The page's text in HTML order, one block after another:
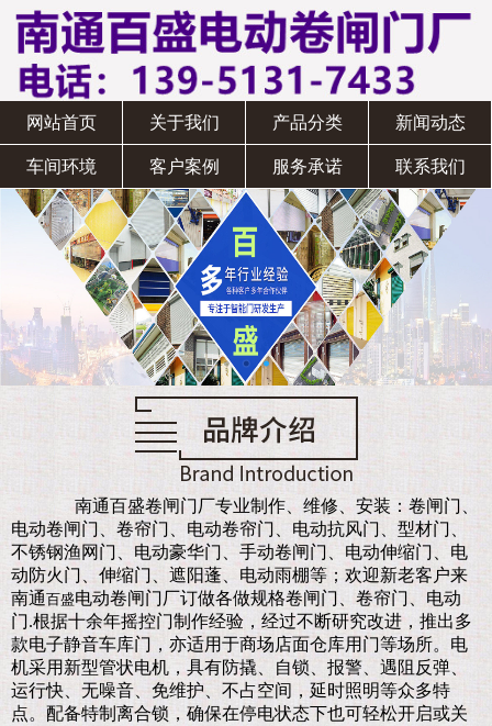
网站首页 关于我们 产品分类 新闻动态
车间环境 客户案例 服务承诺 联系我们
南通百盛卷闸门厂专业制作、维修、安装：卷闸门、
电动卷闸门、卷帘门、电动卷帘门、电动抗风门、型材门、
不锈钢渔网门、电动豪华门、手动卷闸门、电动伸缩门、电
动防火门、伸缩门、遮阳蓬、电动雨棚等；欢迎新老客户来
南通 百盛电动卷闸门厂订做各做规格卷闸门、卷帘门、电动
门.根据十余年摇控门制作经验，经过不断研究改进，推出多
款电子静音车库门，亦适用于商场店面仓库用门等场所。电
机采用新型管状电机，具有防撬、自锁、报警、遇阻反弹、
运行快、无噪音、免维护、不占空间，延时照明等众多特
点。配备特制离合锁，确保在停电状态下也可轻松开启或关